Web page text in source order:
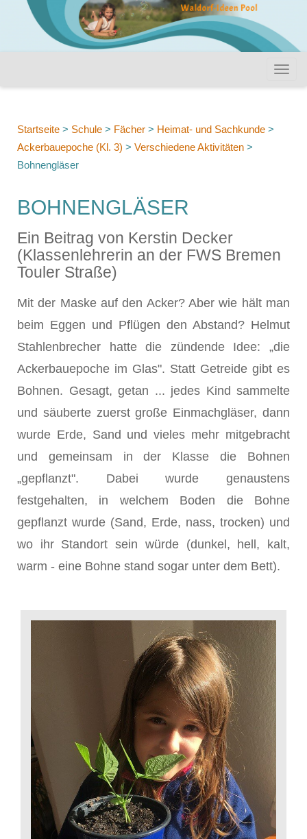
Startseite > Schule > Fächer > Heimat- und Sachkunde >
Ackerbauepoche (Kl. 3) > Verschiedene Aktivitäten >
Bohnengläser
BOHNENGLÄSER
Ein Beitrag von Kerstin Decker
(Klassenlehrerin an der FWS Bremen
Touler Straße)
Mit der Maske auf den Acker? Aber wie hält man
beim Eggen und Pflügen den Abstand? Helmut
Stahlenbrecher hatte die zündende Idee: „die
Ackerbauepoche im Glas". Statt Getreide gibt es
Boh­nen. Gesagt, getan ... jedes Kind sammelte
und säu­berte zuerst große Einmachgläser, dann
wurde Erde, Sand und vieles mehr mitgebracht
und gemeinsam in der Klasse die Bohnen
„gepflanzt". Dabei wurde genaustens
festgehalten, in welchem Boden die Bohne
gepflanzt wurde (Sand, Erde, nass, trocken) und
wo ihr Standort sein würde (dunkel, hell, kalt,
warm - eine Bohne stand sogar unter dem Bett).